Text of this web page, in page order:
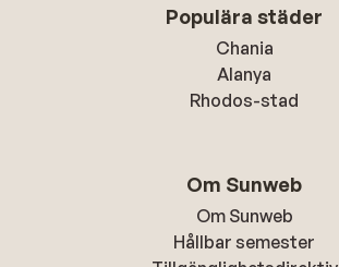
Populära städer
Chania
Alanya
Rhodos-stad
Om Sunweb
Om Sunweb
Hållbar semester